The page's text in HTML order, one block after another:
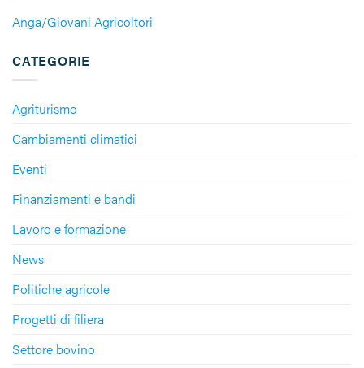
Anga/Giovani Agricoltori
CATEGORIE
Agriturismo
Cambiamenti climatici
Eventi
Finanziamenti e bandi
Lavoro e formazione
News
Politiche agricole
Progetti di filiera
Settore bovino